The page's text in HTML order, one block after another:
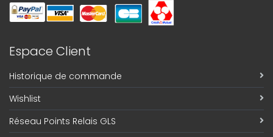
Espace Client
Historique de commande
Wishlist
Réseau Points Relais GLS